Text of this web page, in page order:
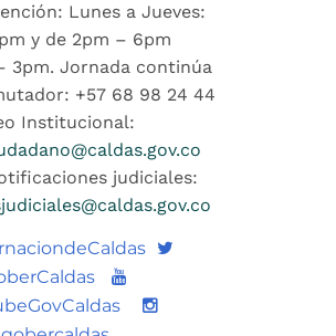
Lunes a Jueves:
y de 2pm – 6pm
3pm. Jornada continúa
+57 68 98 24 44
Institucional:
judiciales:
Twitter
Youtube